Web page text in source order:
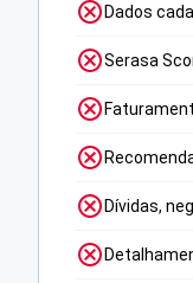
Dados
Serasa
Dívidas,